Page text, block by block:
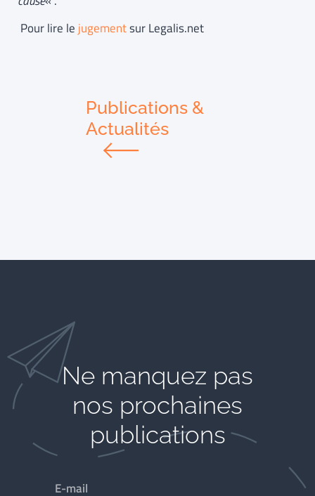
Pour lire lejugementsur Legalis.net
Publications &
Actualités
Ne manquez pas
nos prochaines
publications